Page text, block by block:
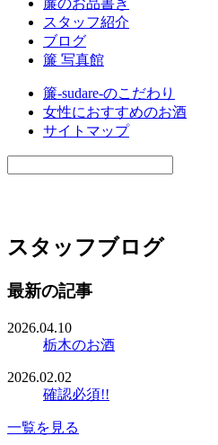
スタッフ紹介
ブログ
簾 写真館
簾-sudare-のこだわり
女性におすすめのお酒
サイトマップ
スタッフブログ
最新の記事
2026.04.10
栃木のお酒
2026.02.02
確認必須!!
一覧を見る